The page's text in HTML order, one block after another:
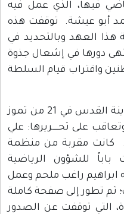
فيها، الذي عمل فيه
أبو عيشة. توقفت هذه
العهد وبالتحديد في
بعد أن انتهى دورها في إشعال جذوة
واقتراب قيام السلطة
3- جريدة "الشعب": صدرت بمدينة القدس في 21 من تموز
على تحـــــريرها: علي
كانت مقربة من منظمة
للشؤون الرياضية
راغب ملحم وعمل
ثم تطور إلى صفحة كاملة
التي توقفت عن الصدور